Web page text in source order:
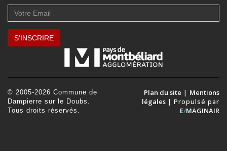
Email
S'INSCRIRE
© 2005-2026 Commune de
Dampierre sur le Doubs.
Tous droits réservés.
Plan du site | Mentions
légales | Propulsé par
E/MAGINAIR